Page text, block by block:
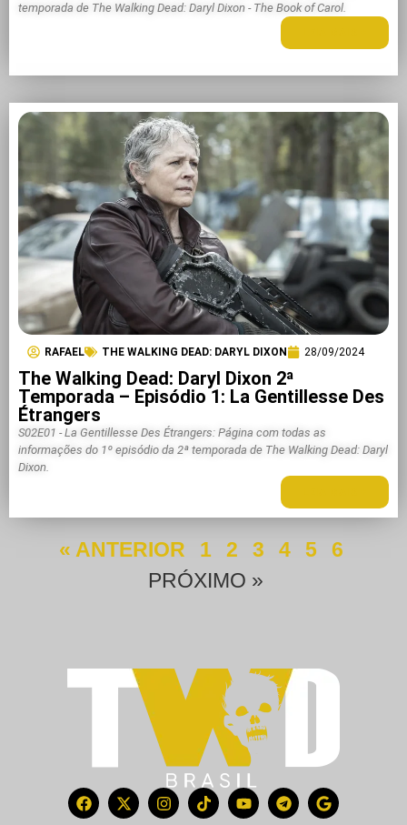
temporada de The Walking Dead: Daryl Dixon - The Book of Carol.
RAFAEL THE WALKING DEAD: DARYL DIXON 28/09/2024
The Walking Dead: Daryl Dixon 2ª
Temporada – Episódio 1: La Gentillesse Des
Étrangers
S02E01 - La Gentillesse Des Étrangers: Página com todas as
informações do 1º episódio da 2ª temporada de The Walking Dead: Daryl
Dixon.
« ANTERIOR 1 2 3 4 5
6
PRÓXIMO »